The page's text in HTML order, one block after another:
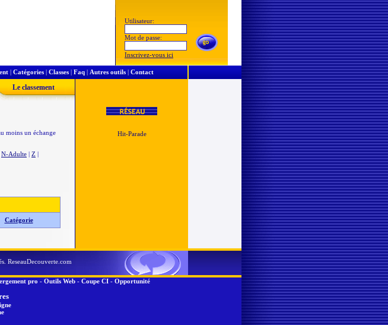
Utilisateur:
Mot de passe:
Inscrivez-vous ici
| Catégories | Classes | Faq | Autres outils | Contact
Le classement
moins un échange
N-Adulte | Z |
Catégorie
ReseauDecouverte.com
pro - Outils Web - Coupe CI - Opportunité